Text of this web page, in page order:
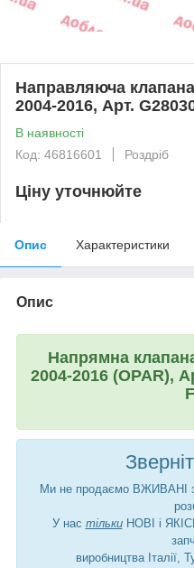
Направляюча
2004-2016, Арт.
В наявності
Код: 46816601
Роздріб
Ціну уточнюйте
Опис Характеристики
Опис
Напрямна
2004-2016 (OPAR),
Ми не продаємо ВЖИВАНІ
У нас тількиНОВІ і
виробництва Італії,